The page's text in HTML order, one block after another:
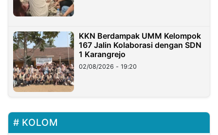
KKN Berdampak UMM Kelompok
167 Jalin Kolaborasi dengan SDN
1 Karangrejo
02/08/2026 - 19:20
KOLOM